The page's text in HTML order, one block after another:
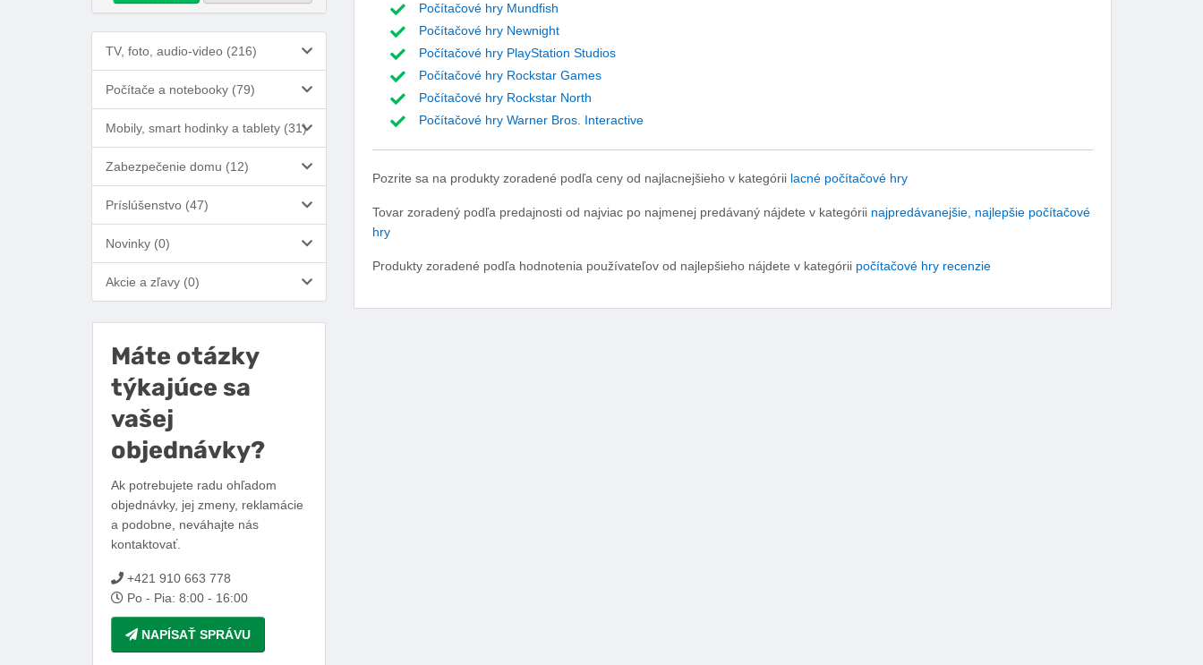
TV, foto, audio-video (216)
Počítače a notebooky (79)
Mobily, smart hodinky a tablety (31)
Zabezpečenie domu (12)
Príslúšenstvo (47)
Novinky (0)
Akcie a zľavy (0)
Máte otázky
týkajúce sa
vašej
objednávky?
Ak potrebujete radu ohľadom
objednávky, jej zmeny, reklamácie
a podobne, neváhajte nás
kontaktovať.
+421 910 663 778
Po - Pia: 8:00 - 16:00
NAPÍSAŤ SPRÁVU
Počítačové hry Mundfish
Počítačové hry Newnight
Počítačové hry PlayStation Studios
Počítačové hry Rockstar Games
Počítačové hry Rockstar North
Počítačové hry Warner Bros. Interactive
Pozrite sa na produkty zoradené podľa ceny od najlacnejšieho v kategórii lacné počítačové hry
Tovar zoradený podľa predajnosti od najviac po najmenej predávaný nájdete v kategórii najpredávanejšie, najlepšie počítačové
hry
Produkty zoradené podľa hodnotenia používateľov od najlepšieho nájdete v kategórii počítačové hry recenzie